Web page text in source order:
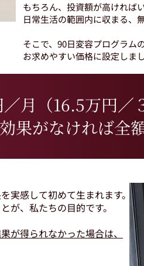
もちろん、投資額が高ければ
日常生活の範囲内に収まる、
そこで、90日変容プログラム
お求めやすい価格に設定しまし
月（16.5万円／
果がなければ全
実感して初めて生まれます。
が、私たちの目的です。
が得られなかった場合は、